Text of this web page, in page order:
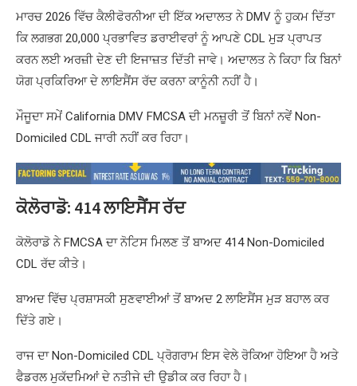
ਮਾਰਚ 2026 ਵਿੱਚ ਕੈਲੀਫੋਰਨੀਆ ਦੀ ਇੱਕ ਅਦਾਲਤ ਨੇ DMV ਨੂੰ ਹੁਕਮ ਦਿੱਤਾ
ਕਿ ਲਗਭਗ 20,000 ਪ੍ਰਭਾਵਿਤ ਡਰਾਈਵਰਾਂ ਨੂੰ ਆਪਣੇ CDL ਮੁੜ ਪ੍ਰਾਪਤ
ਕਰਨ ਲਈ ਅਰਜ਼ੀ ਦੇਣ ਦੀ ਇਜਾਜ਼ਤ ਦਿੱਤੀ ਜਾਵੇ। ਅਦਾਲਤ ਨੇ ਕਿਹਾ ਕਿ ਬਿਨਾਂ
ਯੋਗ ਪ੍ਰਕਿਰਿਆ ਦੇ ਲਾਇਸੈਂਸ ਰੱਦ ਕਰਨਾ ਕਾਨੂੰਨੀ ਨਹੀਂ ਹੈ।
ਮੌਜੂਦਾ ਸਮੇਂ California DMV FMCSA ਦੀ ਮਨਜ਼ੂਰੀ ਤੋਂ ਬਿਨਾਂ ਨਵੇਂ Non-
Domiciled CDL ਜਾਰੀ ਨਹੀਂ ਕਰ ਰਿਹਾ।
ਕੋਲੋਰਾਡੋ: 414 ਲਾਇਸੈਂਸ ਰੱਦ
ਕੋਲੋਰਾਡੋ ਨੇ FMCSA ਦਾ ਨੋਟਿਸ ਮਿਲਣ ਤੋਂ ਬਾਅਦ 414 Non-Domiciled
CDL ਰੱਦ ਕੀਤੇ।
ਬਾਅਦ ਵਿੱਚ ਪ੍ਰਸ਼ਾਸਕੀ ਸੁਣਵਾਈਆਂ ਤੋਂ ਬਾਅਦ 2 ਲਾਇਸੈਂਸ ਮੁੜ ਬਹਾਲ ਕਰ
ਦਿੱਤੇ ਗਏ।
ਰਾਜ ਦਾ Non-Domiciled CDL ਪ੍ਰੋਗਰਾਮ ਇਸ ਵੇਲੇ ਰੋਕਿਆ ਹੋਇਆ ਹੈ ਅਤੇ
ਫੈਡਰਲ ਮੁਕੱਦਮਿਆਂ ਦੇ ਨਤੀਜੇ ਦੀ ਉਡੀਕ ਕਰ ਰਿਹਾ ਹੈ।